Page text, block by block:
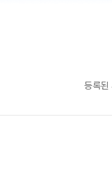
등록된